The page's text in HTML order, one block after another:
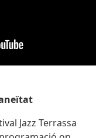
Jazz Terrassa